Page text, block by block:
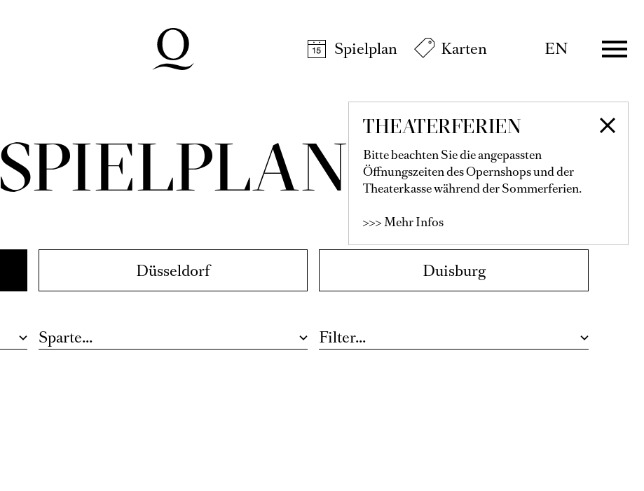
Spielplan
Karten EN
THEATERFERIEN
Bitte beachten Sie die angepassten
Öffnungszeiten des Opernshops und der
Theaterkasse während der Sommerferien.
>>> Mehr Infos
SPIELPLAN
Düsseldorf Duisburg
Sparte... Filter...